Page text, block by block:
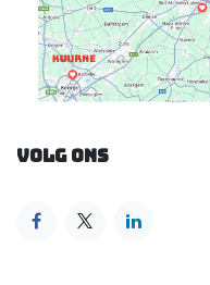
Volg ons